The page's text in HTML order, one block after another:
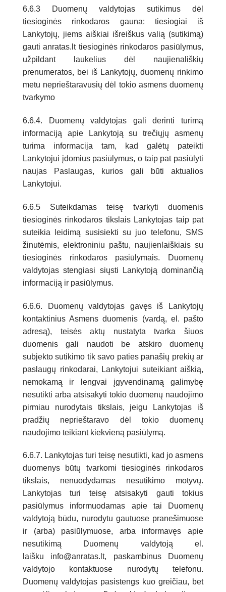
6.6.3 Duomenų valdytojas sutikimus dėl
tiesioginės rinkodaros gauna: tiesiogiai iš
Lankytojų, jiems aiškiai išreiškus valią (sutikimą)
gauti anratas.lt tiesioginės rinkodaros pasiūlymus,
užpildant laukelius dėl naujienališkių
prenumeratos, bei iš Lankytojų, duomenų rinkimo
metu neprieštaravusių dėl tokio asmens duomenų
tvarkymo
6.6.4. Duomenų valdytojas gali derinti turimą
informaciją apie Lankytoją su trečiųjų asmenų
turima informacija tam, kad galėtų pateikti
Lankytojui įdomius pasiūlymus, o taip pat pasiūlyti
naujas Paslaugas, kurios gali būti aktualios
Lankytojui.
6.6.5 Suteikdamas teisę tvarkyti duomenis
tiesioginės rinkodaros tikslais Lankytojas taip pat
suteikia leidimą susisiekti su juo telefonu, SMS
žinutėmis, elektroniniu paštu, naujienlaiškiais su
tiesioginės rinkodaros pasiūlymais. Duomenų
valdytojas stengiasi siųsti Lankytoją dominančią
informaciją ir pasiūlymus.
6.6.6. Duomenų valdytojas gavęs iš Lankytojų
kontaktinius Asmens duomenis (vardą, el. pašto
adresą), teisės aktų nustatyta tvarka šiuos
duomenis gali naudoti be atskiro duomenų
subjekto sutikimo tik savo paties panašių prekių ar
paslaugų rinkodarai, Lankytojui suteikiant aiškią,
nemokamą ir lengvai įgyvendinamą galimybę
nesutikti arba atsisakyti tokio duomenų naudojimo
pirmiau nurodytais tikslais, jeigu Lankytojas iš
pradžių neprieštaravo dėl tokio duomenų
naudojimo teikiant kiekvieną pasiūlymą.
6.6.7. Lankytojas turi teisę nesutikti, kad jo asmens
duomenys būtų tvarkomi tiesioginės rinkodaros
tikslais, nenuodydamas nesutikimo motyvų.
Lankytojas turi teisę atsisakyti gauti tokius
pasiūlymus informuodamas apie tai Duomenų
valdytoją būdu, nurodytu gautuose pranešimuose
ir (arba) pasiūlymuose, arba informavęs apie
nesutikimą Duomenų valdytoją el.
laišku info@anratas.lt, paskambinus Duomenų
valdytojo kontaktuose nurodytų telefonu.
Duomenų valdytojas pasistengs kuo greičiau, bet